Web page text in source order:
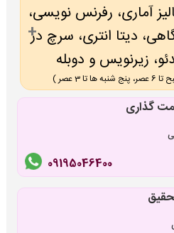
آماری، رفرنس نویسی،
دیتا انتری، سرچ در
زیرنویس و دوبله
گذاری
09195046400